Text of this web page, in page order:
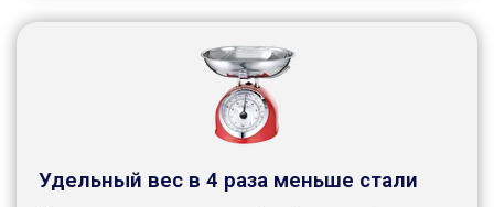
Удельный вес в 4 раза меньше стали